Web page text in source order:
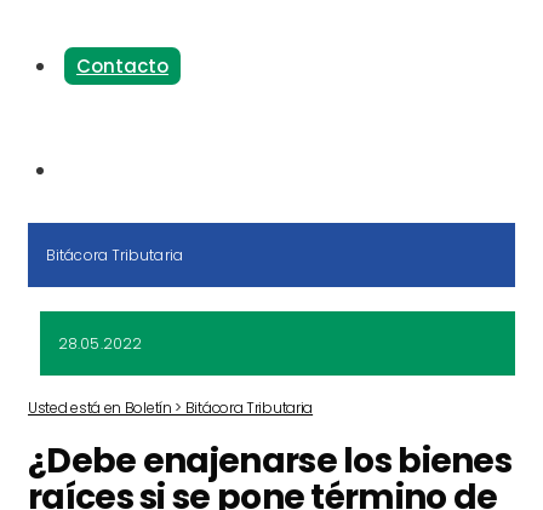
Contacto
Bitácora Tributaria
28.05.2022
Usted está en Boletín > Bitácora Tributaria
¿Debe enajenarse los bienes
raíces si se pone término de